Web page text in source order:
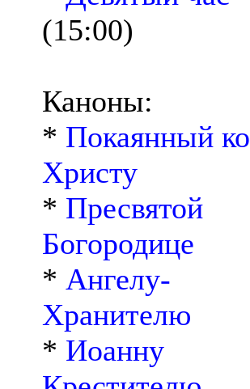
(15:00)
Каноны:
* Покаянный ко
Христу
* Пресвятой
Богородице
* Ангелу-
Хранителю
* Иоанну